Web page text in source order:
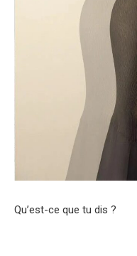
Qu’est-ce que tu dis ?